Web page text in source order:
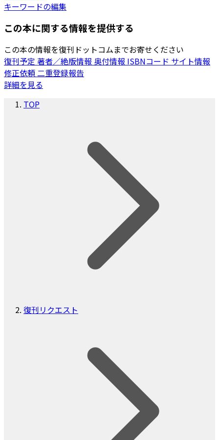
キーワードの編集
この本に関する情報を提供する
この本の情報を復刊ドットコムまでお寄せください
復刊予定 著者／絶版情報 奥付情報 ISBNコード サイト情報
修正依頼二重登録報告
詳細を見る
TOP
復刊リクエスト